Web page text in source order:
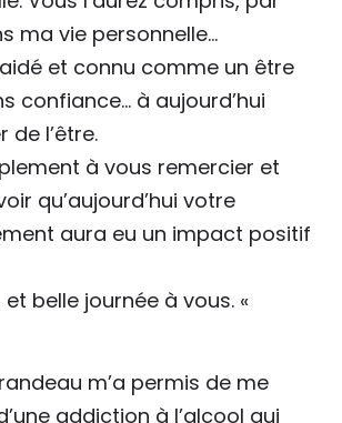
ma vie personnelle…
et connu comme un être
confiance… à aujourd’hui
de l’être.
à vous remercier et
qu’aujourd’hui votre
aura eu un impact positif
belle journée à vous. «
m’a permis de me
addiction à l’alcool qui